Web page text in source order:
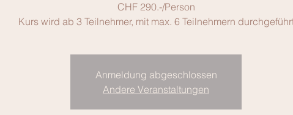
CHF 290.-/Person
Kurs wird ab 3 Teilnehmer, mit max. 6 Teilnehmern
Anmeldung abgeschlossen
Andere Veranstaltungen